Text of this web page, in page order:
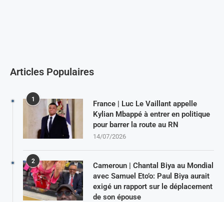
Articles Populaires
1
France | Luc Le Vaillant appelle
Kylian Mbappé à entrer en politique
pour barrer la route au RN
14/07/2026
2
Cameroun | Chantal Biya au Mondial
avec Samuel Eto’o: Paul Biya aurait
exigé un rapport sur le déplacement
de son épouse